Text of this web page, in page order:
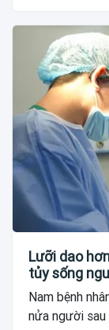
Lưỡi dao
tủy sống
Nam bệnh
nửa người sau